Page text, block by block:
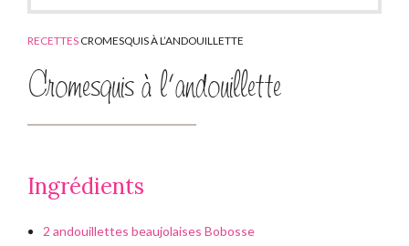
RECETTES CROMESQUIS À L’ANDOUILLETTE
Cromesquis à l’andouillette
Ingrédients
2 andouillettes beaujolaises Bobosse